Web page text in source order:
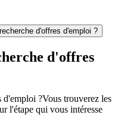
d'offres d'emploi ?
d'offres
d'emploi ?Vous trouverez les
l'étape qui vous intéresse